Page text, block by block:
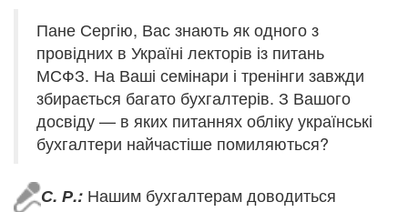
Пане Сергію, Вас знають як одного з
провідних в Україні лекторів із питань
МСФЗ. На Ваші семінари і тренінги завжди
збирається багато бухгалтерів. З Вашого
досвіду — в яких питаннях обліку українські
бухгалтери найчастіше помиляються?
С. Р.: Нашим бухгалтерам доводиться